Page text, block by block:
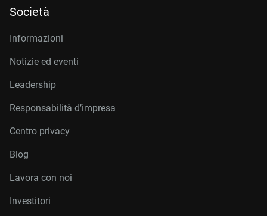
Società
Informazioni
Notizie ed eventi
Leadership
Responsabilità d’impresa
Centro privacy
Blog
Lavora con noi
Investitori